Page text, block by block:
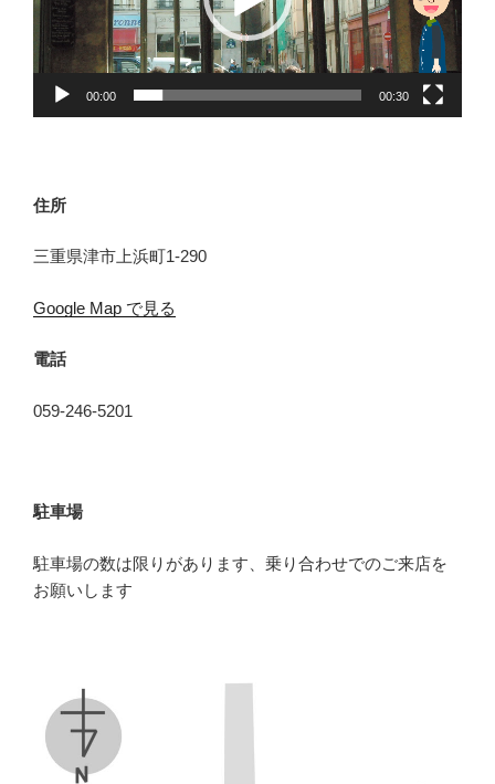
00:00 00:30
住所
三重県津市上浜町1-290
Google Map で見る
電話
059-246-5201
駐車場
駐車場の数は限りがあります、乗り合わせでのご来店を
お願いします